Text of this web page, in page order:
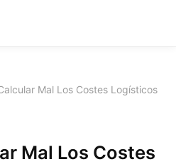
Mal Los Costes Logísticos
Mal Los Costes